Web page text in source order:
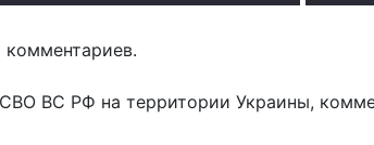
ВС РФ на территории Украины,